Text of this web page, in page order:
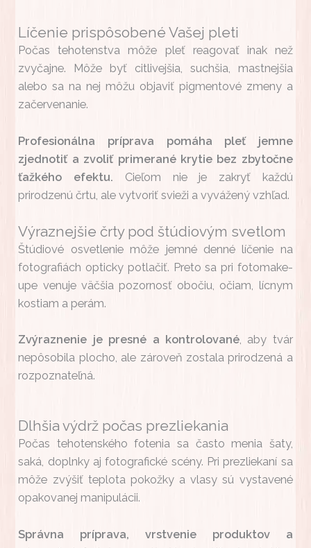
Líčenie prispôsobené Vašej pleti
Počas tehotenstva môže pleť reagovať inak než
zvyčajne. Môže byť citlivejšia, suchšia, mastnejšia
alebo sa na nej môžu objaviť pigmentové zmeny a
začervenanie.
Profesionálna príprava pomáha pleť jemne
zjednotiť a zvoliť primerané krytie bez zbytočne
ťažkého efektu. Cieľom nie je zakryť každú
prirodzenú črtu, ale vytvoriť svieži a vyvážený vzhľad.
Výraznejšie črty pod štúdiovým svetlom
Štúdiové osvetlenie môže jemné denné líčenie na
fotografiách opticky potlačiť. Preto sa pri fotomake-
upe venuje väčšia pozornosť obočiu, očiam, lícnym
kostiam a perám.
Zvýraznenie je presné a kontrolované, aby tvár
nepôsobila plocho, ale zároveň zostala prirodzená a
rozpoznateľná.
Dlhšia výdrž počas prezliekania
Počas tehotenského fotenia sa často menia šaty,
saká, doplnky aj fotografické scény. Pri prezliekaní sa
môže zvýšiť teplota pokožky a vlasy sú vystavené
opakovanej manipulácii.
Správna príprava, vrstvenie produktov a